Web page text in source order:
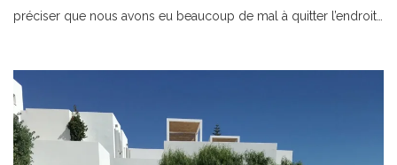
préciser que nous avons eu beaucoup de mal à quitter l’endroit…